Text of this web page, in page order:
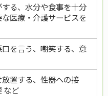
る、水分や食事を十分
医療・介護サービスを
を言う、嘲笑する、意
置する、性器への接
など